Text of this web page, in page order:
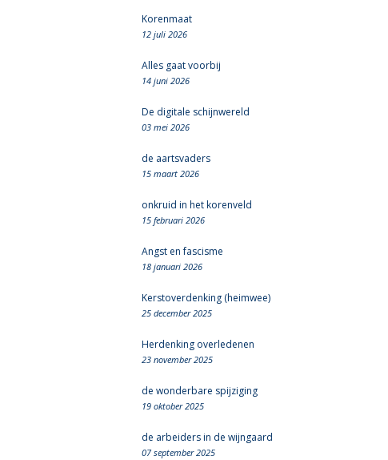
Korenmaat
12 juli 2026
Alles gaat voorbij
14 juni 2026
De digitale schijnwereld
03 mei 2026
de aartsvaders
15 maart 2026
onkruid in het korenveld
15 februari 2026
Angst en fascisme
18 januari 2026
Kerstoverdenking (heimwee)
25 december 2025
Herdenking overledenen
23 november 2025
de wonderbare spijziging
19 oktober 2025
de arbeiders in de wijngaard
07 september 2025